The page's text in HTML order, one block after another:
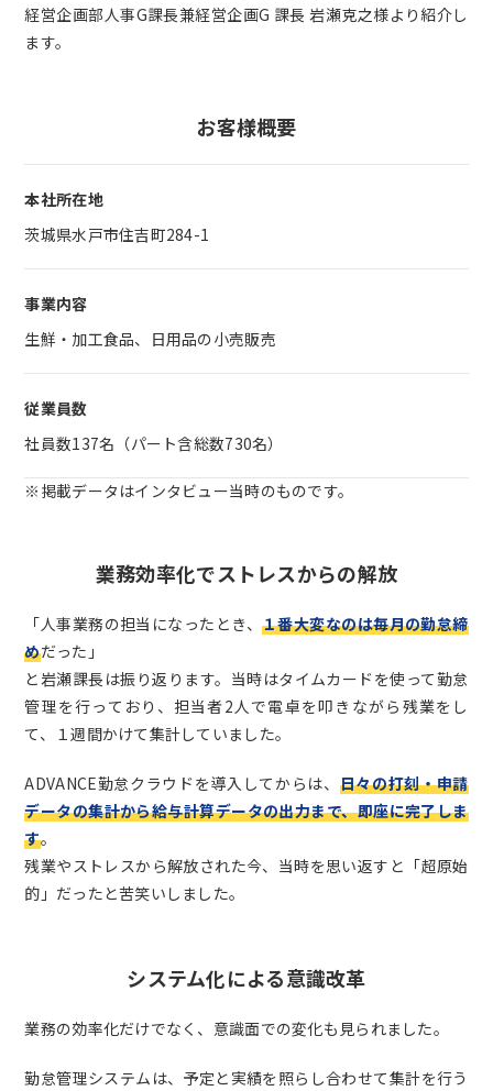
経営企画部人事G課長兼経営企画G 課長 岩瀬克之様より紹介し
ます。
お客様概要
本社所在地
茨城県水戸市住吉町284-1
事業内容
生鮮・加工食品、日用品の小売販売
従業員数
社員数137名（パート含総数730名）
※掲載データはインタビュー当時のものです。
業務効率化でストレスからの解放
「人事業務の担当になったとき、１番大変なのは毎月の勤怠締
めだった」
と岩瀬課長は振り返ります。当時はタイムカードを使って勤怠
管理を行っており、担当者2人で電卓を叩きながら残業をし
て、１週間かけて集計していました。
ADVANCE勤怠クラウドを導入してからは、 日々の打刻・申請
データの集計から給与計算データの出力まで、即座に完了しま
す。
残業やストレスから解放された今、当時を思い返すと「超原始
的」だったと苦笑いしました。
システム化による意識改革
業務の効率化だけでなく、意識面での変化も見られました。
勤怠管理システムは、予定と実績を照らし合わせて集計を行う